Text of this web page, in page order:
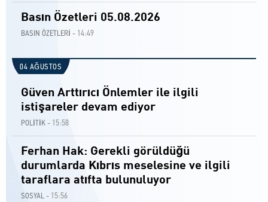
Basın Özetleri 05.08.2026
BASIN ÖZETLERİ - 14:49
04 AĞUSTOS
Güven Arttırıcı Önlemler ile ilgili
istişareler devam ediyor
POLİTİK - 15:58
Ferhan Hak: Gerekli görüldüğü
durumlarda Kıbrıs meselesine ve ilgili
taraflara atıfta bulunuluyor
SOSYAL - 15:56